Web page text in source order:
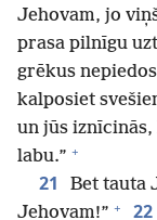
Jehovam, jo
prasa pilnīgu
grēkus
kalposiet
un jūs
labu.” +
21
Bet tauta
Jehovam!” + 22